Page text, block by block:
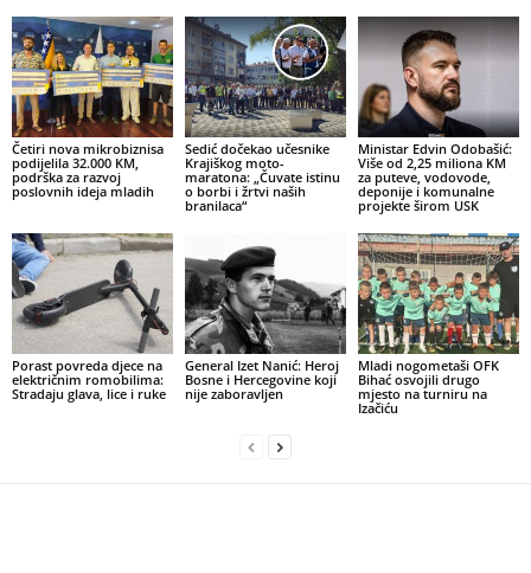
Četiri nova mikrobiznisa
podijelila 32.000 KM,
podrška za razvoj
poslovnih ideja mladih
Sedić dočekao učesnike
Krajiškog moto-
maratona: „Čuvate istinu
o borbi i žrtvi naših
branilaca“
Ministar Edvin Odobašić:
Više od 2,25 miliona KM
za puteve, vodovode,
deponije i komunalne
projekte širom USK
Porast povreda djece na
električnim romobilima:
Stradaju glava, lice i ruke
General Izet Nanić: Heroj
Bosne i Hercegovine koji
nije zaboravljen
Mladi nogometaši OFK
Bihać osvojili drugo
mjesto na turniru na
Izačiću